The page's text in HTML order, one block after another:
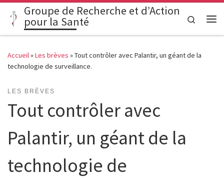
Passer au contenu
Groupe de Recherche et d’Action
pour la Santé
Search
Accueil»Les brèves »Tout contrôler avec Palantir, un géant de la
technologie de surveillance.
LES BRÈVES
Tout contrôler avec
Palantir, un géant de la
technologie de